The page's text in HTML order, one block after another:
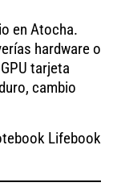
en Atocha.
hardware o
tarjeta
cambio
Lifebook